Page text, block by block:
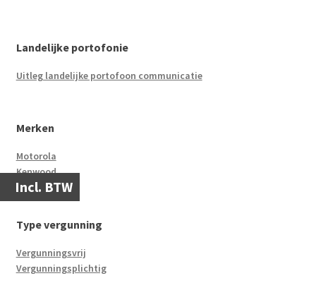
Incl. BTW
Landelijke portofonie
Uitleg landelijke portofoon communicatie
Merken
Motorola
Kenwood
Type vergunning
Vergunningsvrij
Vergunningsplichtig